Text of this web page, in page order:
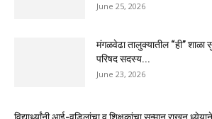
June 25, 2026
मंगळवेढा तालुक्यातील “ही” शाळा
परिषद सदस्य...
June 23, 2026